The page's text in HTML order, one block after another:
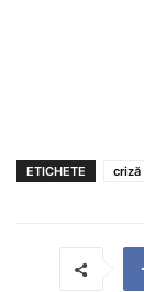
ETICHETE criză